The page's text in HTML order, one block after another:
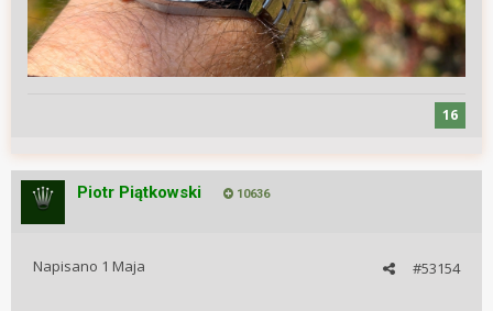
16
Piotr Piątkowski 10636
#53154
Napisano 1 Maja